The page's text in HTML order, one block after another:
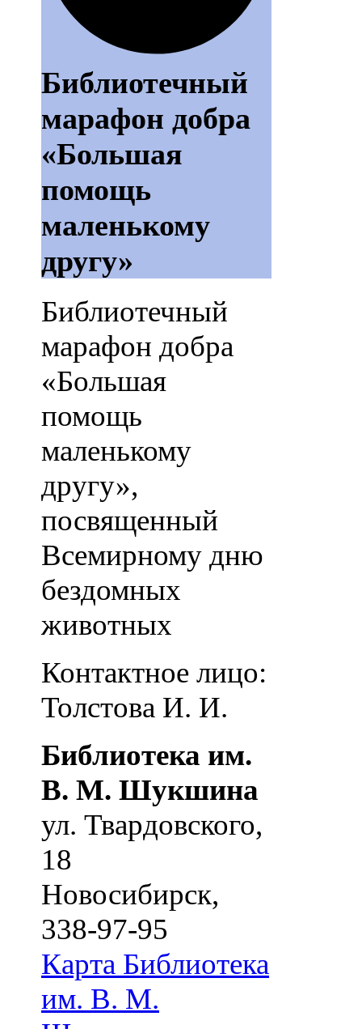
Библиотечный
марафон добра
«Большая
помощь
маленькому
другу»
Библиотечный
марафон добра
«Большая
помощь
маленькому
другу»,
посвященный
Всемирному дню
бездомных
животных
Контактное лицо:
Толстова И. И.
Библиотека им.
В. М. Шукшина
ул. Твардовского,
18
Новосибирск,
338-97-95
Карта Библиотека
им. В. М.